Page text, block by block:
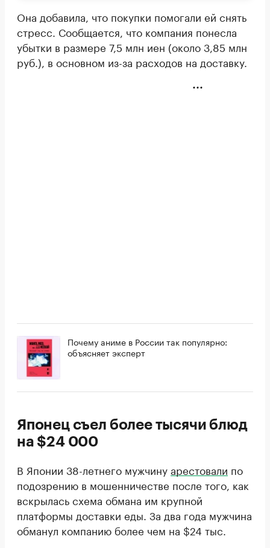
Она добавила, что покупки помогали ей снять
стресс. Сообщается, что компания понесла
убытки в размере 7,5 млн иен (около 3,85 млн
руб.), в основном из-за расходов на доставку.
Почему аниме в России так популярно:
объясняет эксперт
Японец съел более тысячи блюд
на $24 000
В Японии 38-летнего мужчинуарестовали по
подозрению в мошенничестве после того, как
вскрылась схема обмана им крупной
платформы доставки еды. За два года мужчина
обманул компанию более чем на $24 тыс.